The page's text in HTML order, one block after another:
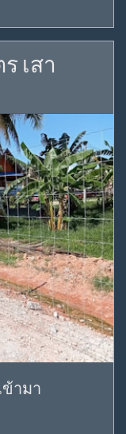
เสา
ข้ามา